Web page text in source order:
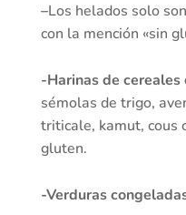
–Los helados solo
con la mención «sin
-Harinas de cereales
sémolas de trigo,
triticale, kamut, cous
gluten.
-Verduras